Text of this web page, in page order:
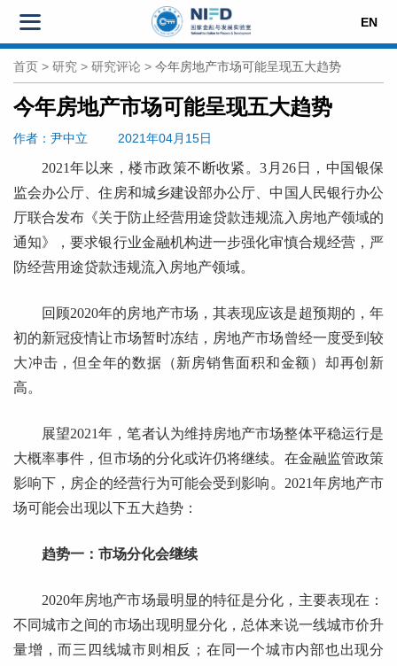
EN
首页 > 研究 > 研究评论 > 今年房地产市场可能呈现五大趋势
今年房地产市场可能呈现五大趋势
作者 ：尹中立 2021年04月15日
2021年以来，楼市政策不断收紧。3月26日，中国银保
监会办公厅、住房和城乡建设部办公厅、中国人民银行办公
厅联合发布《关于防止经营用途贷款违规流入房地产领域的
通知》，要求银行业金融机构进一步强化审慎合规经营，严
防经营用途贷款违规流入房地产领域。
回顾2020年的房地产市场，其表现应该是超预期的，年
初的新冠疫情让市场暂时冻结，房地产市场曾经一度受到较
大冲击，但全年的数据（新房销售面积和金额）却再创新
高。
展望2021年，笔者认为维持房地产市场整体平稳运行是
大概率事件，但市场的分化或许仍将继续。在金融监管政策
影响下，房企的经营行为可能会受到影响。2021年房地产市
场可能会出现以下五大趋势：
趋势一：市场分化会继续
2020年房地产市场最明显的特征是分化，主要表现在：
不同城市之间的市场出现明显分化，总体来说一线城市价升
量增，而三四线城市则相反；在同一个城市内部也出现分